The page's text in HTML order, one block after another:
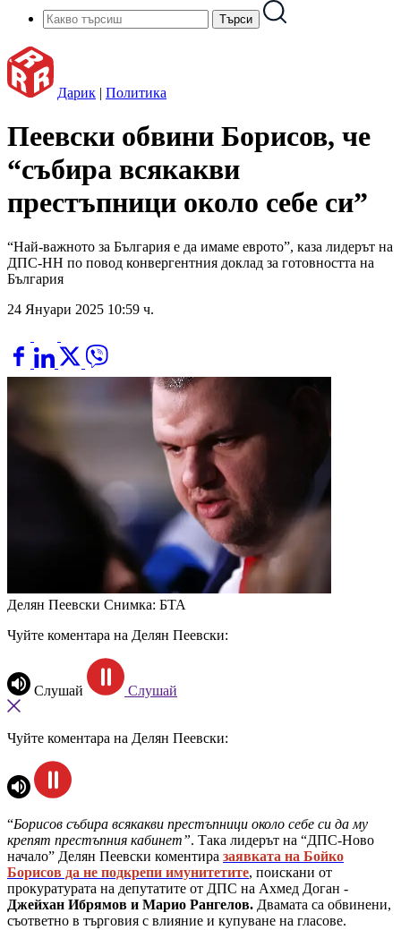
Дарик | Политика
Пеевски обвини Борисов, че
“събира всякакви
престъпници около себе си”
“Най-важното за България е да имаме еврото”, каза лидерът на
ДПС-НН по повод конвергентния доклад за готовността на
България
24 Януари 2025 10:59 ч.
Делян Пеевски Снимка: БТА
Чуйте коментара на Делян Пеевски:
Слушай Слушай
Чуйте коментара на Делян Пеевски:
“Борисов събира всякакви престъпници около себе си да му
крепят престъпния кабинет”. Така лидерът на “ДПС-Ново
начало” Делян Пеевски коментира заявката на Бойко
Борисов да не подкрепи имунитетите, поискани от
прокуратурата на депутатите от ДПС на Ахмед Доган -
Джейхан Ибрямов и Марио Рангелов. Двамата са обвинени,
съответно в търговия с влияние и купуване на гласове.